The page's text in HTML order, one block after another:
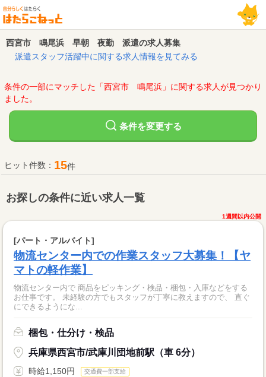
西宮市 鳴尾浜 早朝 夜勤 派遣の求人募集
派遣スタッフ活躍中に関する求人情報を見てみる
条件の一部にマッチした「西宮市 鳴尾浜」に関する求人が見つかり
ました。
条件を変更する
ヒット件数： 15件
お探しの条件に近い求人一覧
1週間以内公開
[パート・アルバイト]
物流センター内での作業スタッフ大募集！【ヤ
マトの軽作業】
物流センター内で 商品をピッキング・検品・梱包・入庫などをする
お仕事です。 未経験の方でもスタッフが丁寧に教えますので、 直ぐ
にできるようにな...
梱包・仕分け・検品
兵庫県西宮市/武庫川団地前駅（車 6分）
時給1,150円 交通費一部支給